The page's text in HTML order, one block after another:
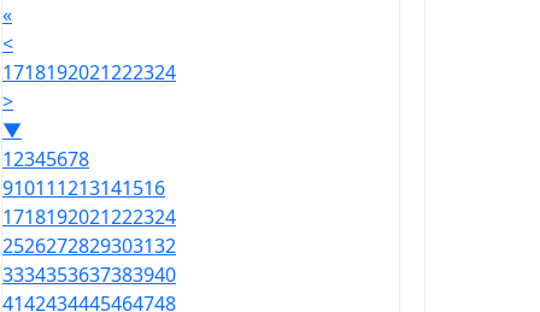
«
<
1718192021222324
>
▼
12345678
910111213141516
1718192021222324
2526272829303132
3334353637383940
4142434445464748